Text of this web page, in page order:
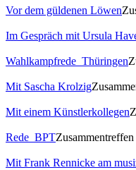
Vor dem güldenen Löwen
Im Gespräch mit Ursula
Wahlkampfrede_Thüringen
Mit Sascha Krolzig
Mit einem Künstlerkollegen
Rede_BPT
Mit Frank Rennicke am